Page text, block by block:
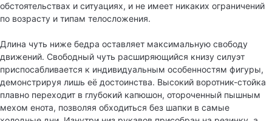
обстоятельствах и ситуациях, и не имеет никаких ограничений
по возрасту и типам телосложения.
Длина чуть ниже бедра оставляет максимальную свободу
движений. Свободный чуть расширяющийся книзу силуэт
приспосабливается к индивидуальным особенностям фигуры,
демонстрируя лишь её достоинства. Высокий воротник-стойка
плавно переходит в глубокий капюшон, отороченный пышным
мехом енота, позволяя обходиться без шапки в самые